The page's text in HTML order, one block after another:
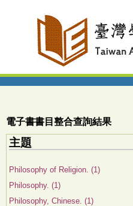
電子書書目整合查詢結果
主題
Philosophy of Religion. (1)
Philosophy. (1)
Philosophy, Chinese. (1)